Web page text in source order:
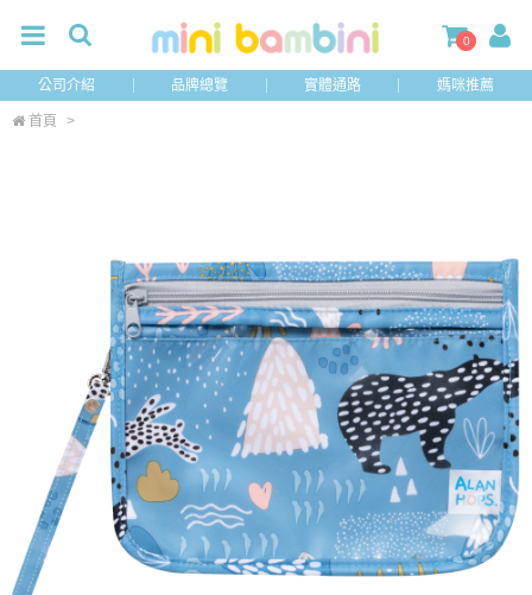
0
公司介紹 品牌總覽 實體通路 媽咪推薦
首頁 >